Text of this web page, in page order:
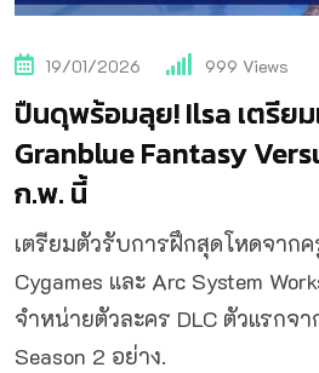
19/01/2026 999 Views
ปืนดุพร้อมลุย! Ilsa เตรีย
Granblue Fantasy
ก.พ. นี้
เตรียมตัวรับการฝึกสุดโหดจาก
Cygames และ Arc System
จำหน่ายตัวละคร DLC ตัวแรกจา
Season 2 อย่าง.